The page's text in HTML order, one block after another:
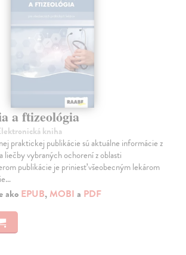
a ftizeológia
kniha
praktickej publikácie sú aktuálne informácie z
liečby vybraných ochorení z oblasti
publikácie je priniesť všeobecným lekárom
ako EPUB, MOBI a PDF